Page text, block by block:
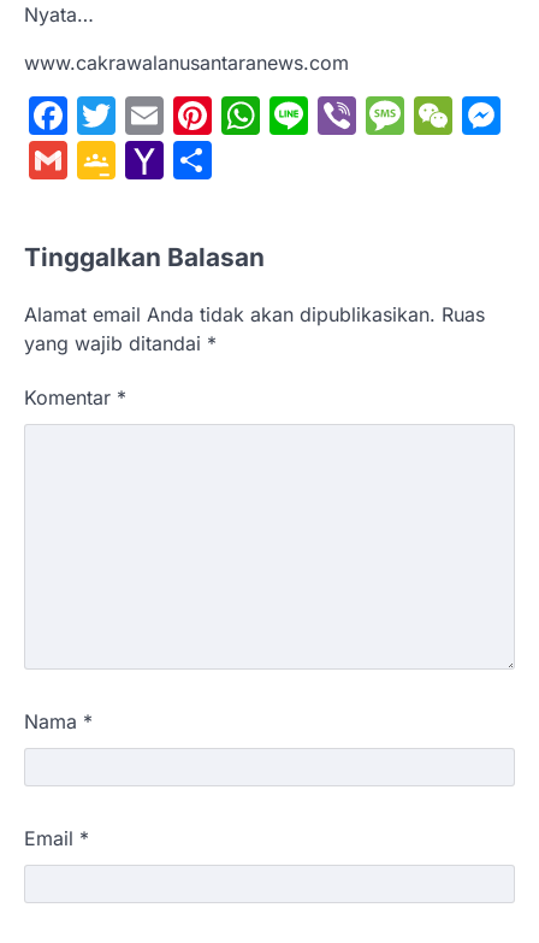
Nyata…
www.cakrawalanusantaranews.com
Facebook
Twitter
EmailPinterest
WhatsApp
LineViber
GmailGoogle
Yahoo
Tinggalkan Balasan
Alamat email Anda tidak akan dipublikasikan. Ruas
yang wajib ditandai *
Komentar *
Nama *
Email *